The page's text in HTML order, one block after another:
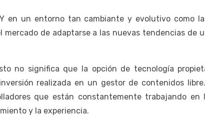
en un entorno tan cambiante y evolutivo como
de adaptarse a las nuevas tendencias de
no significa que la opción de tecnología
realizada en un gestor de contenidos
que están constantemente trabajando
y la experiencia.